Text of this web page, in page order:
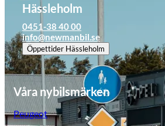
Hässleholm
0451-38 40 00
info@newmanbil.se
Öppettider Hässleholm
Våra nybilsmärken
Peugeot